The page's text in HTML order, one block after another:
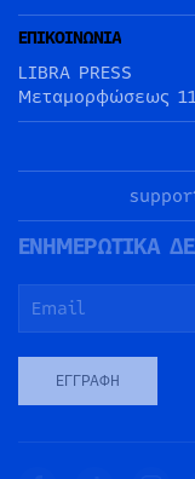
ΕΠΙΚΟΙΝΩΝΙΑ
LIBRA PRESS
Μεταμορφώσεως
ΕΝΗΜΕΡΩΤΙΚΑ
ΕΓΓΡΑΦΉ